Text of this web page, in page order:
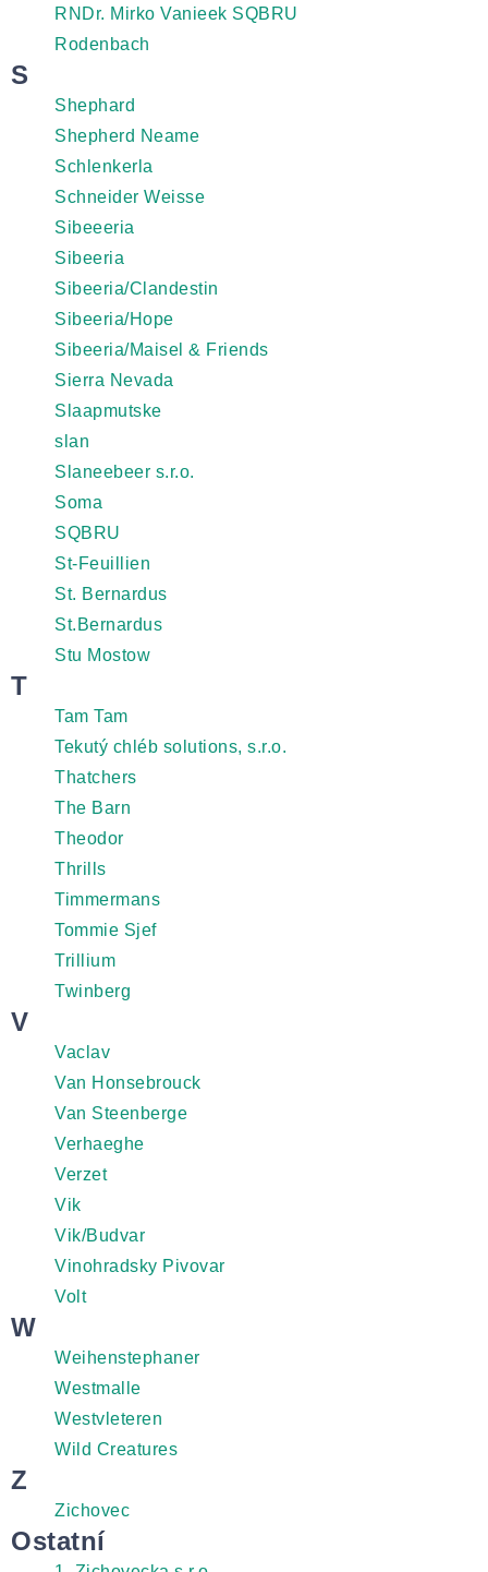
RNDr. Mirko Vanieek SQBRU
Rodenbach
S
Shephard
Shepherd Neame
Schlenkerla
Schneider Weisse
Sibeeeria
Sibeeria
Sibeeria/Clandestin
Sibeeria/Hope
Sibeeria/Maisel & Friends
Sierra Nevada
Slaapmutske
slan
Slaneebeer s.r.o.
Soma
SQBRU
St-Feuillien
St. Bernardus
St.Bernardus
Stu Mostow
T
Tam Tam
Tekutý chléb solutions, s.r.o.
Thatchers
The Barn
Theodor
Thrills
Timmermans
Tommie Sjef
Trillium
Twinberg
V
Vaclav
Van Honsebrouck
Van Steenberge
Verhaeghe
Verzet
Vik
Vik/Budvar
Vinohradsky Pivovar
Volt
W
Weihenstephaner
Westmalle
Westvleteren
Wild Creatures
Z
Zichovec
Ostatní